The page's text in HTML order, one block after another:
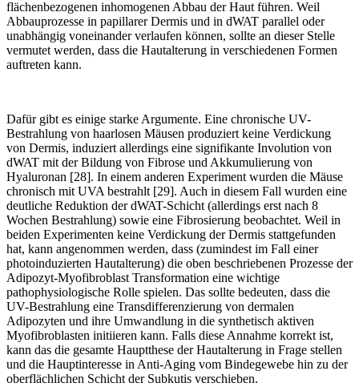
flächenbezogenen inhomogenen Abbau der Haut führen. Weil
Abbauprozesse in papillarer Dermis und in dWAT parallel oder
unabhängig voneinander verlaufen können, sollte an dieser Stelle
vermutet werden, dass die Hautalterung in verschiedenen Formen
auftreten kann.
Dafür gibt es einige starke Argumente. Eine chronische UV-
Bestrahlung von haarlosen Mäusen produziert keine Verdickung
von Dermis, induziert allerdings eine signifikante Involution von
dWAT mit der Bildung von Fibrose und Akkumulierung von
Hyaluronan [28]. In einem anderen Experiment wurden die Mäuse
chronisch mit UVA bestrahlt [29]. Auch in diesem Fall wurden eine
deutliche Reduktion der dWAT-Schicht (allerdings erst nach 8
Wochen Bestrahlung) sowie eine Fibrosierung beobachtet. Weil in
beiden Experimenten keine Verdickung der Dermis stattgefunden
hat, kann angenommen werden, dass (zumindest im Fall einer
photoinduzierten Hautalterung) die oben beschriebenen Prozesse der
Adipozyt-Myofibroblast Transformation eine wichtige
pathophysiologische Rolle spielen. Das sollte bedeuten, dass die
UV-Bestrahlung eine Transdifferenzierung von dermalen
Adipozyten und ihre Umwandlung in die synthetisch aktiven
Myofibroblasten initiieren kann. Falls diese Annahme korrekt ist,
kann das die gesamte Hauptthese der Hautalterung in Frage stellen
und die Hauptinteresse in Anti-Aging vom Bindegewebe hin zu der
oberflächlichen Schicht der Subkutis verschieben.